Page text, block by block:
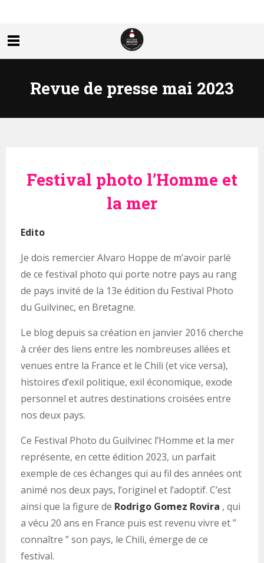
Revue de presse mai 2023
Festival photo l’Homme et
la mer
Edito
Je dois remercier Alvaro Hoppe de m’avoir parlé
de ce festival photo qui porte notre pays au rang
de pays invité de la 13e édition du Festival Photo
du Guilvinec, en Bretagne.
Le blog depuis sa création en janvier 2016 cherche
à créer des liens entre les nombreuses allées et
venues entre la France et le Chili (et vice versa),
histoires d’exil politique, exil économique, exode
personnel et autres destinations croisées entre
nos deux pays.
Ce Festival Photo du Guilvinec l’Homme et la mer
représente, en cette édition 2023, un parfait
exemple de ces échanges qui au fil des années ont
animé nos deux pays, l’originel et l’adoptif. C’est
ainsi que la figure de Rodrigo Gomez Rovira , qui
a vécu 20 ans en France puis est revenu vivre et ”
connaître ” son pays, le Chili, émerge de ce
festival.